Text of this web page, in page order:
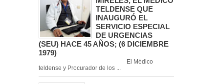
TELDENSE QUE
INAUGURÓ EL
SERVICIO ESPECIAL
DE URGENCIAS
(SEU) HACE 45 AÑOS; (6 DICIEMBRE
1979)
El Médico
teldense y Procurador de los ...